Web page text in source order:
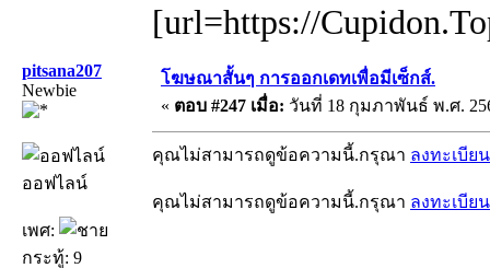
[url=https://
pitsana207
Newbie
ออฟไลน์
เพศ:
กระทู้: 9
โฆษณาสั้นๆ การออกเดทเพื่อมีเซ็กส์.
« ตอบ #247 เมื่อ: วันที่ 18 กุมภาพันธ์ พ.ศ.
คุณไม่สามารถดูข้อความนี้.กรุณา ลงทะเบียน
คุณไม่สามารถดูข้อความนี้.กรุณา ลงทะเบียน